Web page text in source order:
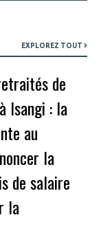
EXPLOREZ TOUT
de
Isangi : la
au
la
de salaire
la